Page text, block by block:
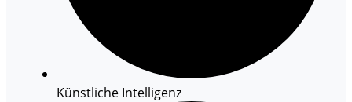
Künstliche Intelligenz